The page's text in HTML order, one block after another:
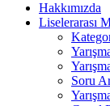
Hakkımızda
Liselerarası
Soru